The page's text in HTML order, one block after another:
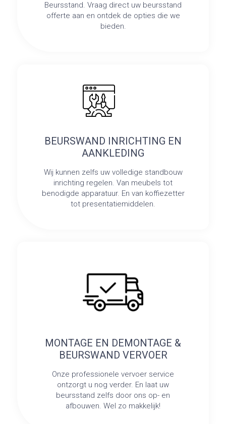
Beursstand. Vraag direct uw beursstand
offerte aan en ontdek de opties die we
bieden.
BEURSWAND INRICHTING EN
AANKLEDING
Wij kunnen zelfs uw volledige standbouw
inrichting regelen. Van meubels tot
benodigde apparatuur. En van koffiezetter
tot presentatiemiddelen.
MONTAGE EN DEMONTAGE &
BEURSWAND VERVOER
Onze professionele vervoer service
ontzorgt u nog verder. En laat uw
beursstand zelfs door ons op- en
afbouwen. Wel zo makkelijk!